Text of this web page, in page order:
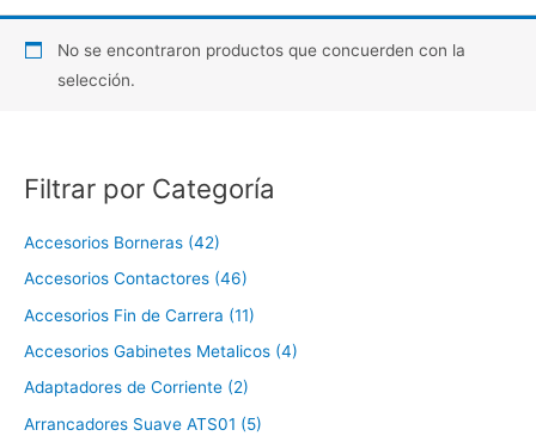
Filtrar por Categoría
Accesorios Borneras (42)
Accesorios Contactores (46)
Accesorios Fin de Carrera (11)
Accesorios Gabinetes Metalicos (4)
Adaptadores de Corriente (2)
Arrancadores Suave ATS01 (5)
No se encontraron productos que concuerden con la
selección.